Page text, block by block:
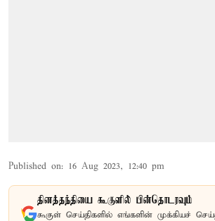
Published on: 16 Aug 2023, 12:40 pm
தினத்தந்தியை கூகுளில் பின்தொடரவும்
கூகுள் செய்திகளில் எங்களின் முக்கியச்